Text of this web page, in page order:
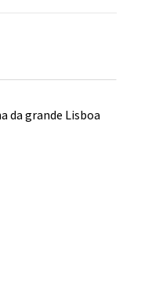
da grande Lisboa